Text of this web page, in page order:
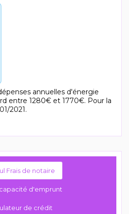
annuelles d'énergie
entre 1280€ et 1770€. Pour la
2021.
Frais de notaire
d'emprunt
de crédit